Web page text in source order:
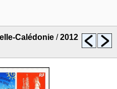
Calédonie /2012